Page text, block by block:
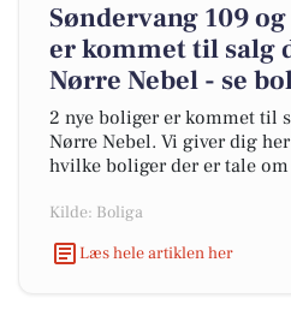
Søndervang 109
er kommet til salg
Nørre Nebel - se
2 nye boliger er kommet til
Nørre Nebel. Vi giver dig
hvilke boliger der er tale om
Kilde: Boliga
Læs hele artiklen her